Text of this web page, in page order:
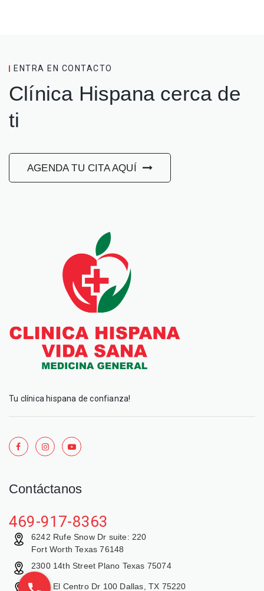
ENTRA EN CONTACTO
Clínica Hispana cerca de
ti
AGENDA TU CITA AQUÍ
Tu clínica hispana de confianza!
Contáctanos
469-917-8363
6242 Rufe Snow Dr suite: 220
Fort Worth Texas 76148
2300 14th Street Plano Texas 75074
9429 El Centro Dr 100 Dallas, TX 75220